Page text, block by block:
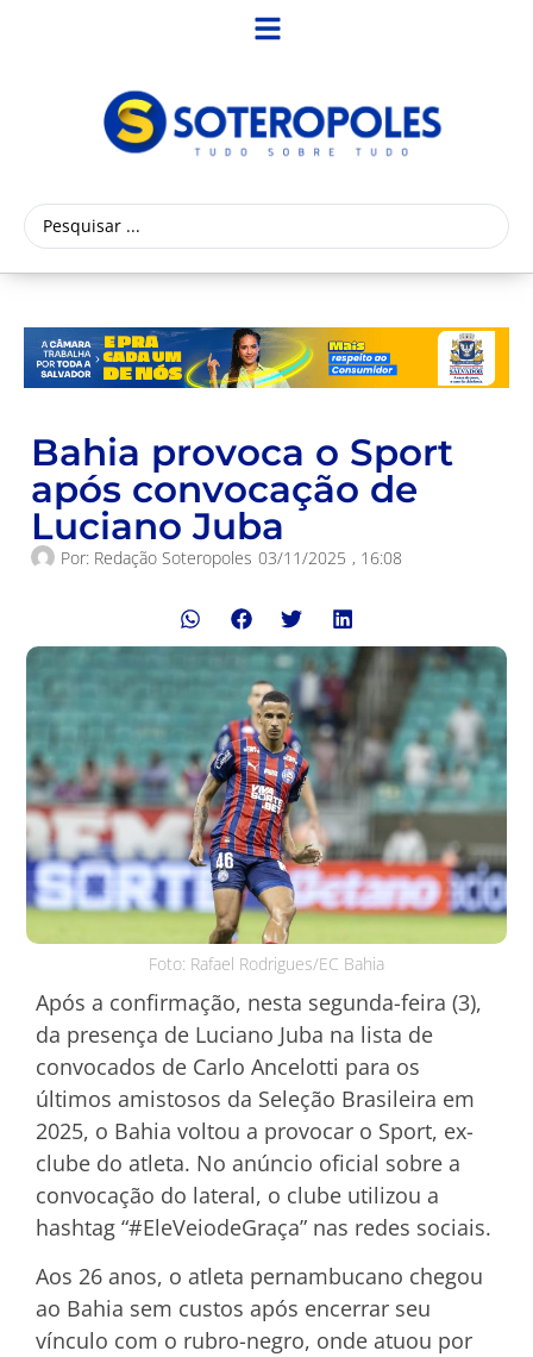
Bahia provoca o Sport
após convocação de
Luciano Juba
Por: Redação Soteropoles 03/11/2025 , 16:08
Foto: Rafael Rodrigues/EC Bahia
Após a confirmação, nesta segunda-feira (3),
da presença de Luciano Juba na lista de
convocados de Carlo Ancelotti para os
últimos amistosos da Seleção Brasileira em
2025, o Bahia voltou a provocar o Sport, ex-
clube do atleta. No anúncio oficial sobre a
convocação do lateral, o clube utilizou a
hashtag “#EleVeiodeGraça” nas redes sociais.
Aos 26 anos, o atleta pernambucano chegou
ao Bahia sem custos após encerrar seu
vínculo com o rubro-negro, onde atuou por